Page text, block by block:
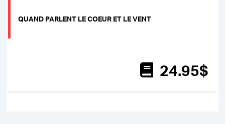
QUAND PARLENT LE COEUR ET LE VENT
24.95$